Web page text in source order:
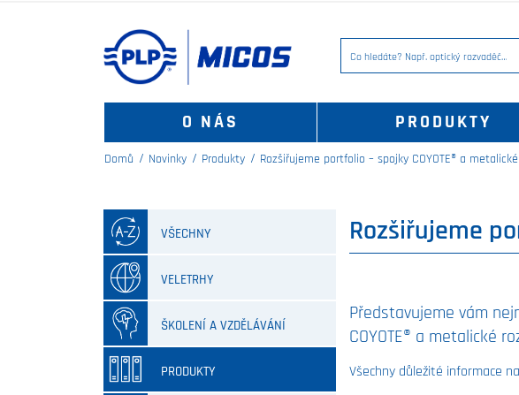
O NÁS PRODUKTY
Domů Novinky Produkty Rozšiřujeme portfolio – spojky COYOTE® a
VŠECHNY
VELETRHY
ŠKOLENÍ A VZDĚLÁVÁNÍ
PRODUKTY
Rozšiřujeme
Představujeme vám
COYOTE® a metalické
Všechny důležité informace